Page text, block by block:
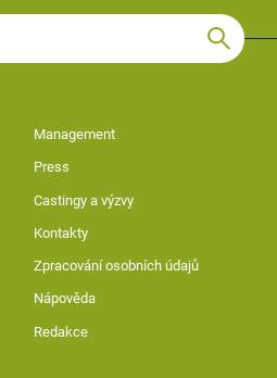
Management
Press
Castingy a výzvy
Kontakty
Zpracování osobních údajů
Nápověda
Redakce